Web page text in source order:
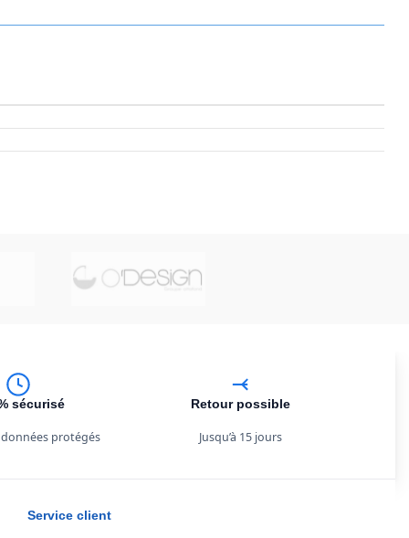
sécurisé
protégés
Retour possible
Jusqu’à 15 jours
Service client